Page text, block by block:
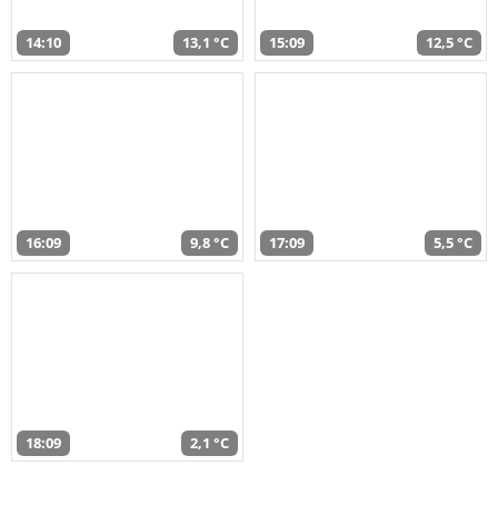
14:10 13,1 °C 15:09 12,5 °C
16:09 9,8 °C 17:09 5,5 °C
18:09 2,1 °C